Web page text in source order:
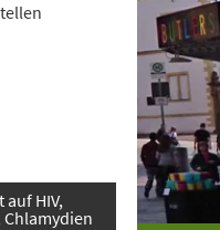
auf HIV,
Chlamydien